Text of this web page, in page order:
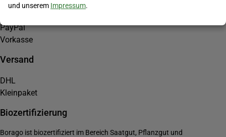
Zahlungsmöglichkeiten
PayPal
Vorkasse
Versand
DHL
Kleinpaket
Biozertifizierung
Borago ist biozertifiziert im Bereich Saatgut, Pflanzgut und
und unserem Impressum.